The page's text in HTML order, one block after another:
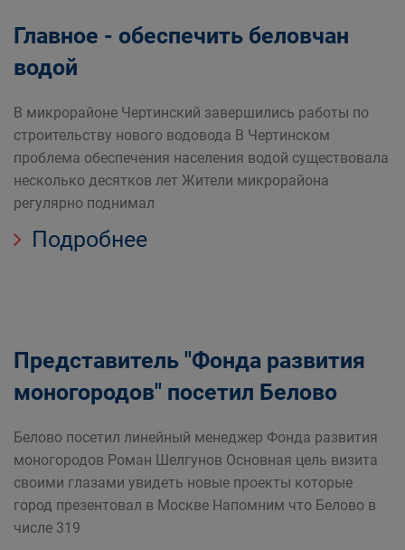
Главное - обеспечить беловчан
водой
В микрорайоне Чертинский завершились работы по
строительству нового водовода В Чертинском
проблема обеспечения населения водой существовала
несколько десятков лет Жители микрорайона
регулярно поднимал
Подробнее
Представитель "Фонда развития
моногородов" посетил Белово
Белово посетил линейный менеджер Фонда развития
моногородов Роман Шелгунов Основная цель визита
своими глазами увидеть новые проекты которые
город презентовал в Москве Напомним что Белово в
числе 319